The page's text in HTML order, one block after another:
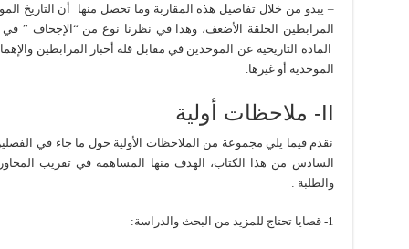
– يبدو من خلال تفاصيل هذه المقاربة وما تحصل منها أن التاريخ
المرابطين الحلقة الأضعف، وهذا في نظرنا نوع من “الإجحاف ”
المادة التاريخية عن الموحدين في مقابل قلة أخبار المرابطين
الموحدية أو غيرها.
II- ملاحظات أولية
نقدم فيما يلي مجموعة من الملاحظات الأولية حول ما جاء في
السادس من هذا الكتاب، الهدف منها المساهمة في تقريب
والطلبة :
1- قضايا تحتاج للمزيد من البحث والدراسة: